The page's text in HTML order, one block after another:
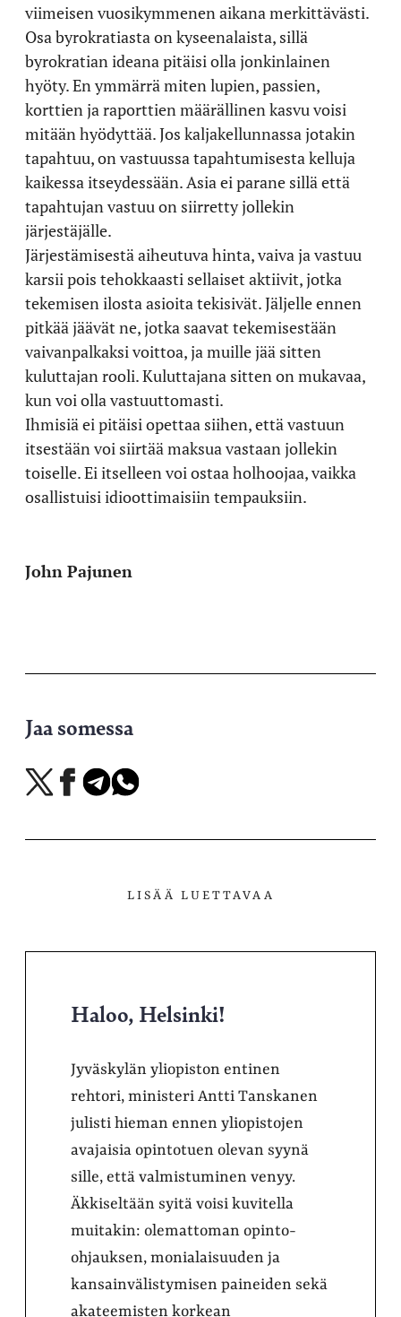
viimeisen vuosikymmenen aikana merkittävästi.
Osa byrokratiasta on kyseenalaista, sillä
byrokratian ideana pitäisi olla jonkinlainen
hyöty. En ymmärrä miten lupien, passien,
korttien ja raporttien määrällinen kasvu voisi
mitään hyödyttää. Jos kaljakellunnassa jotakin
tapahtuu, on vastuussa tapahtumisesta kelluja
kaikessa itseydessään. Asia ei parane sillä että
tapahtujan vastuu on siirretty jollekin
järjestäjälle.
Järjestämisestä aiheutuva hinta, vaiva ja vastuu
karsii pois tehokkaasti sellaiset aktiivit, jotka
tekemisen ilosta asioita tekisivät. Jäljelle ennen
pitkää jäävät ne, jotka saavat tekemisestään
vaivanpalkaksi voittoa, ja muille jää sitten
kuluttajan rooli. Kuluttajana sitten on mukavaa,
kun voi olla vastuuttomasti.
Ihmisiä ei pitäisi opettaa siihen, että vastuun
itsestään voi siirtää maksua vastaan jollekin
toiselle. Ei itselleen voi ostaa holhoojaa, vaikka
osallistuisi idioottimaisiin tempauksiin.
John Pajunen
Jaa somessa
Jaa
X-
Jaa
Facebookissa
Jaa
Telegramissa
Jaa
WhatsAppissa
LISÄÄ LUETTAVAA
Haloo, Helsinki!
Jyväskylän yliopiston entinen
rehtori, ministeri Antti Tanskanen
julisti hieman ennen yliopistojen
avajaisia opintotuen olevan syynä
sille, että valmistuminen venyy.
Äkkiseltään syitä voisi kuvitella
muitakin: olemattoman opinto-
ohjauksen, monialaisuuden ja
kansainvälistymisen paineiden sekä
akateemisten korkean